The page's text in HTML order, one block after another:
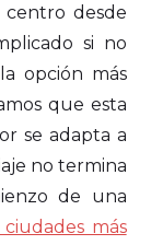
desde
si no
opción más
que esta
se adapta a
no termina
de una
más